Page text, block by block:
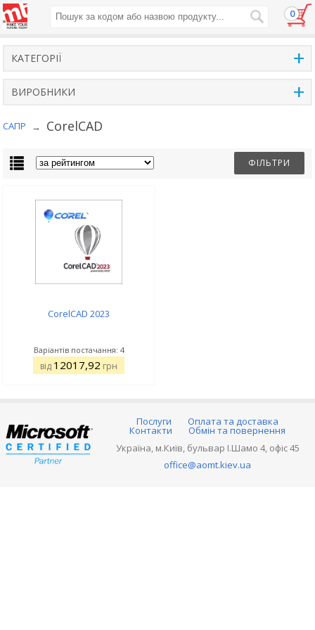
0
КАТЕГОРІЇ +
ВИРОБНИКИ +
САПР → CorelCAD
ФІЛЬТРИ
CorelCAD 2023
Варіантів постачання: 4
від 12017,92 грн
Послуги Оплата та доставка
Контакти
Обмін та повернення
Україна, м.Київ, бульвар І.Шамо 4, офіс 45
office@aomt.kiev.ua